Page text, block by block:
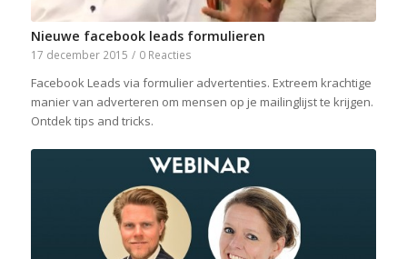
Nieuwe facebook leads formulieren
17 december 2015 / 0 Reacties
Facebook Leads via formulier advertenties. Extreem krachtige
manier van adverteren om mensen op je mailinglijst te krijgen.
Ontdek tips and tricks.